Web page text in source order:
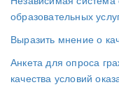
образовательных
Выразить мнение о
Анкета для опроса
качества условий